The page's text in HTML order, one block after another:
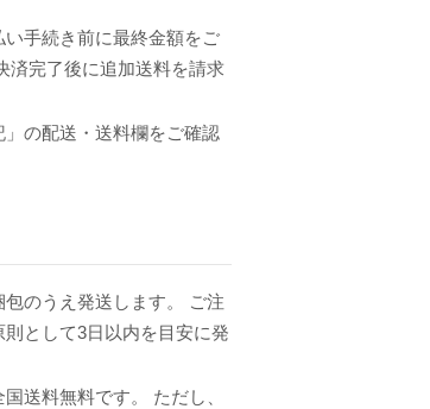
手続き前に最終金額をご
済完了後に追加送料を請求
の配送・送料欄をご確認
のうえ発送します。 ご注
として3日以内を目安に発
送料無料です。 ただし、